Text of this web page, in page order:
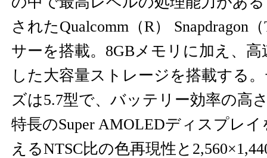
されたQualcomm（R） Snapdragon
サーを搭載。8GBメモリに加え、高
した大容量ストレージを搭載する
ズは5.7型で、バッテリー効率の高
特長のSuper AMOLEDディスプレイ
えるNTSC比の色再現性と